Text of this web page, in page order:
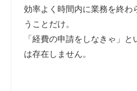
効率よく時間内に業務を終わ
うことだけ。
「経費の申請をしなきゃ」
は存在しません。